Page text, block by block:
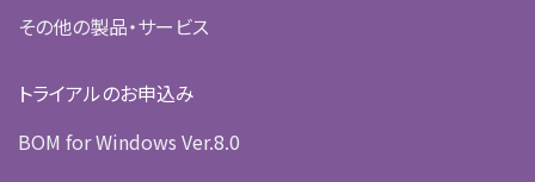
その他の製品・サービス
トライアルのお申込み
BOM for Windows Ver.8.0